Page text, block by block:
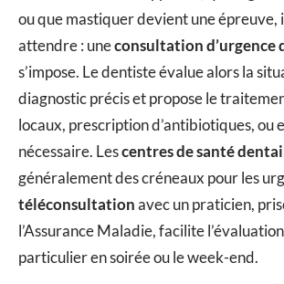
ou que mastiquer devient une épreuve,
attendre : uneconsultation d’urgence
s’impose. Le dentiste évalue alors la
diagnostic précis et propose le
locaux, prescription d’antibiotiques, ou
nécessaire. Lescentres de santé
généralement des créneaux pour les
téléconsultationavec un praticien,
l’Assurance Maladie, facilite
particulier en soirée ou le week-end.